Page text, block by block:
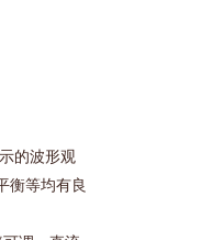
的波形观
衡等均有良